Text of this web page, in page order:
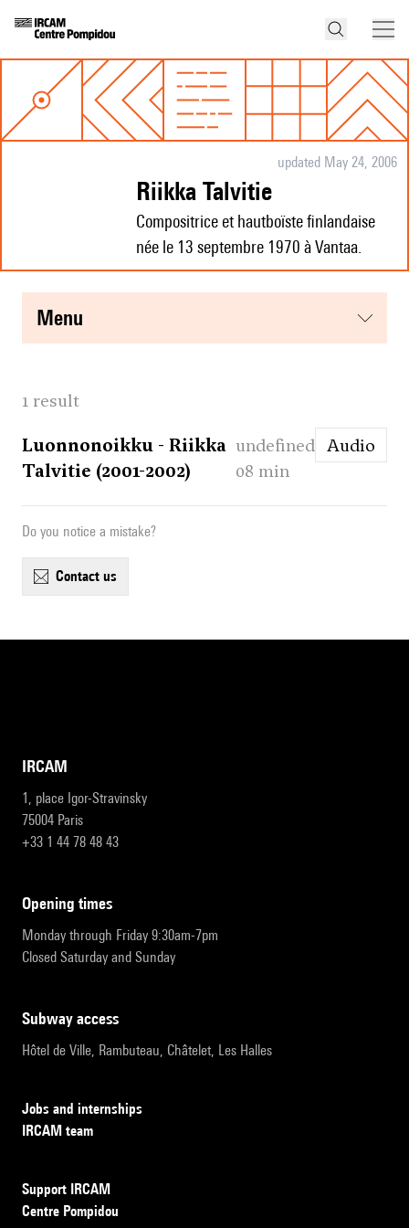
updated May 24, 2006
Riikka Talvitie
Compositrice et hautboïste finlandaise
née le 13 septembre 1970 à Vantaa.
menu
1 result
Luonnonoikku - Riikka
Talvitie (2001-2002)
undefined
08 min
Audio
Do you notice a mistake?
contact us
IRCAM
1, place Igor-Stravinsky
75004 Paris
+33 1 44 78 48 43
opening times
Monday through Friday 9:30am-7pm
Closed Saturday and Sunday
subway access
Hôtel de Ville, Rambuteau, Châtelet, Les Halles
Jobs and internships
IRCAM team
Support IRCAM
Centre Pompidou